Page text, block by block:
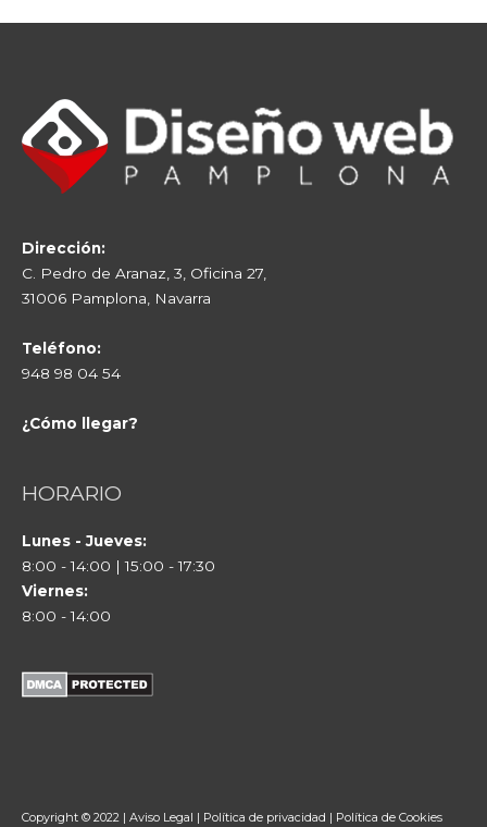
Dirección:
C. Pedro de Aranaz, 3, Oficina 27,
31006 Pamplona, Navarra
Teléfono:
948 98 04 54
¿Cómo llegar?
HORARIO
Lunes - Jueves:
8:00 - 14:00 | 15:00 - 17:30
Viernes:
8:00 - 14:00
Copyright © 2022 | Aviso Legal | Política de privacidad | Política de Cookies